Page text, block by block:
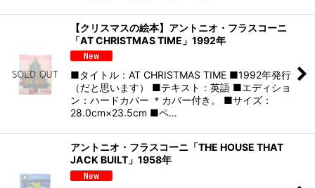
【クリスマスの絵本】アントニオ・フラスコーニ
「AT CHRISTMAS TIME」1992年
■タイトル：AT CHRISTMAS TIME ■1992年発行
（だと思います） ■テキスト：英語 ■エディショ
ン：ハードカバー ＊カバー付き。 ■サイズ：
28.0cm×23.5cm ■ペ…
アントニオ・フラスコーニ「THE HOUSE THAT
JACK BUILT」1958年